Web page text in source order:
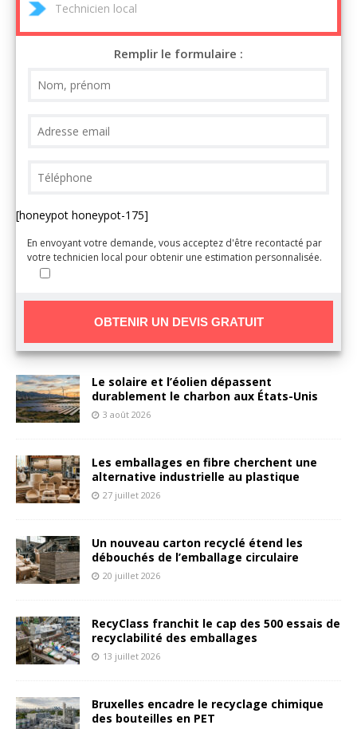
Technicien local
Remplir le formulaire :
[honeypot honeypot-175]
En envoyant votre demande, vous acceptez d'être recontacté par
votre technicien local pour obtenir une estimation personnalisée.
l
t
e
n
a
t
e
:
Le solaire et l’éolien dépassent
durablement le charbon aux États-Unis
3 août 2026
Les emballages en fibre cherchent une
alternative industrielle au plastique
27 juillet 2026
Un nouveau carton recyclé étend les
débouchés de l’emballage circulaire
20 juillet 2026
RecyClass franchit le cap des 500 essais de
recyclabilité des emballages
13 juillet 2026
Bruxelles encadre le recyclage chimique
des bouteilles en PET